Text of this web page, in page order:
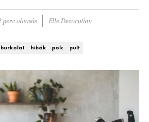
WEBSHOP
perc olvasás Elle Decoration
burkolat hibák polc pult